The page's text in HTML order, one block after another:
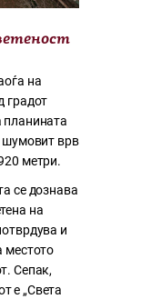
на
градот
планината
шумовит врв
метри.
се дознава
на
и
местото
Сепак,
е „Света